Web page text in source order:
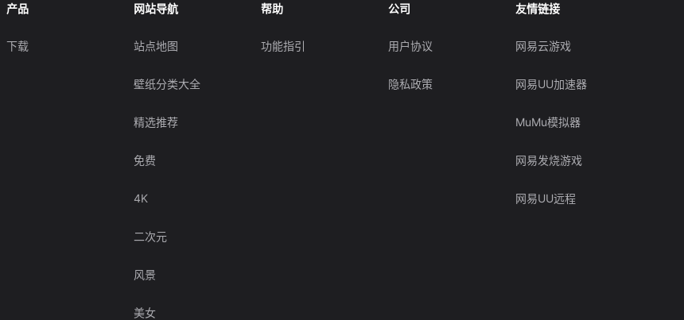
产品
下载
网站导航
站点地图
壁纸分类大全
精选推荐
免费
4K
二次元
风景
美女
帮助
功能指引
公司
用户协议
隐私政策
友情链接
网易云游戏
网易UU加速器
MuMu模拟器
网易发烧游戏
网易UU远程